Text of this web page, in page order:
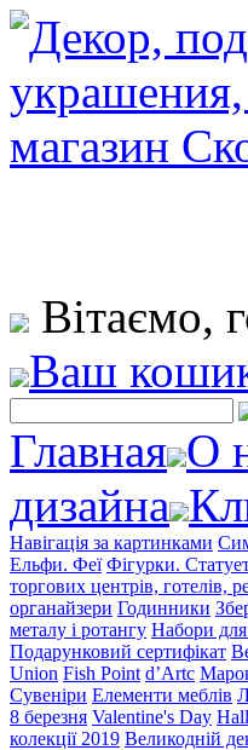
Вітаємо,
Ваш
Главная О
дизайна
Навігація за картинками
Ельфи. Феї Фігурки.
торгових центрів, готелів,
органайзери Годинники
металу і ротангу Набори
Подарунковий сертифікат
Union Fish Point d’Artc
Сувеніри Елементи меблів
8 березня Valentine's Day
колекції 2019 Великодній